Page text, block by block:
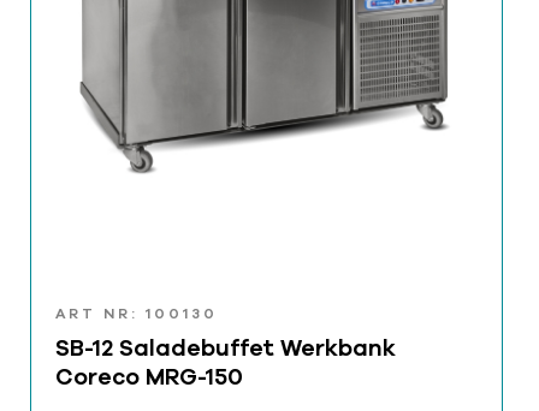
ART NR: 100130
SB-12 Saladebuffet Werkbank
Coreco MRG-150